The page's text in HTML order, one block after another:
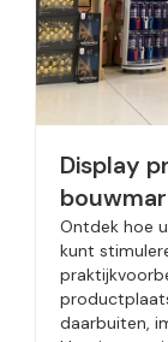
Display
Ontdek hoe
kunt
daarbuiten,